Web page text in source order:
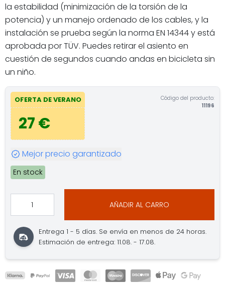
la estabilidad (minimización de la torsión de la
potencia) y un manejo ordenado de los cables, y la
instalación se prueba según la norma EN 14344 y está
aprobada por TÜV. Puedes retirar el asiento en
cuestión de segundos cuando andas en bicicleta sin
un niño.
OFERTA DE VERANO
27 €
Código del producto:
11196
Mejor precio garantizado
En stock
AÑADIR AL CARRO
Entrega 1 - 5 días. Se envía en menos de 24 horas.
Estimación de entrega: 11.08. - 17.08.